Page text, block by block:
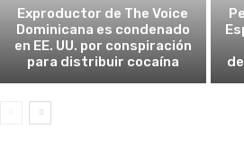
Exproductor de The Voice
Dominicana es condenado
en EE. UU. por conspiración
para distribuir cocaína